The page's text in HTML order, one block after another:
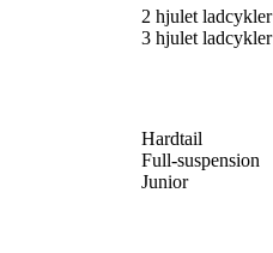
2 hjulet ladcykler
3 hjulet ladcykler
Hardtail
Full-suspension
Junior